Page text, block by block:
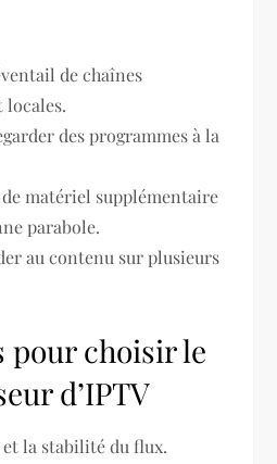
de chaînes
des programmes à la
matériel supplémentaire
parabole.
au contenu sur plusieurs
pour choisir le
d’IPTV
la stabilité du flux.